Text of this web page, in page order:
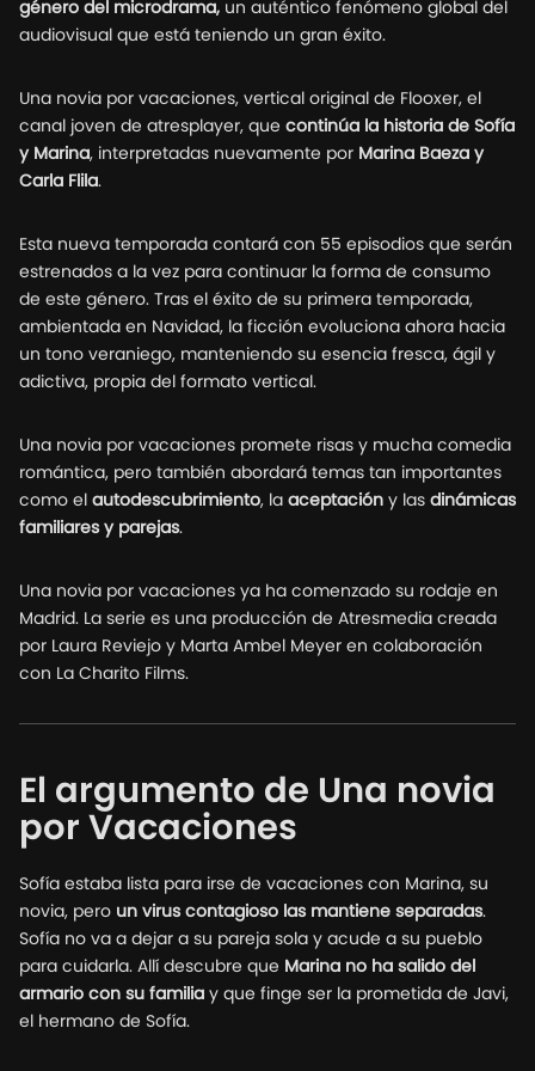
género del microdrama, un auténtico fenómeno global del
audiovisual que está teniendo un gran éxito.
Una novia por vacaciones, vertical original de Flooxer, el
canal joven de atresplayer, que continúa la historia de Sofía
y Marina, interpretadas nuevamente por Marina Baeza y
Carla Flila.
Esta nueva temporada contará con 55 episodios que serán
estrenados a la vez para continuar la forma de consumo
de este género. Tras el éxito de su primera temporada,
ambientada en Navidad, la ficción evoluciona ahora hacia
un tono veraniego, manteniendo su esencia fresca, ágil y
adictiva, propia del formato vertical.
Una novia por vacaciones promete risas y mucha comedia
romántica, pero también abordará temas tan importantes
como el autodescubrimiento, la aceptación y las dinámicas
familiares y parejas.
Una novia por vacaciones ya ha comenzado su rodaje en
Madrid. La serie es una producción de Atresmedia creada
por Laura Reviejo y Marta Ambel Meyer en colaboración
con La Charito Films.
El argumento de Una novia
por Vacaciones
Sofía estaba lista para irse de vacaciones con Marina, su
novia, pero un virus contagioso las mantiene separadas.
Sofía no va a dejar a su pareja sola y acude a su pueblo
para cuidarla. Allí descubre que Marina no ha salido del
armario con su familia y que finge ser la prometida de Javi,
el hermano de Sofía.